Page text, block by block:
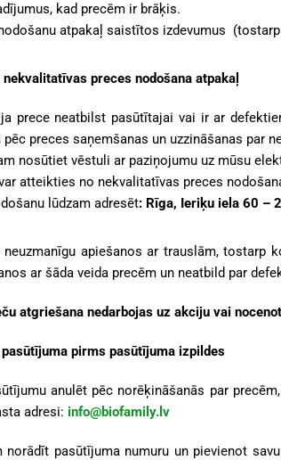
kad precēm ir brāķis.
atpakaļ saistītos izdevumus
preces nodošana atpakaļ
ja prece neatbilst pasūtītajai vai ir ar
pēc preces saņemšanas un uzzināšanas par
nosūtiet vēstuli ar paziņojumu uz mūsu
atteikties no nekvalitatīvas preces
lūdzam adresēt: Rīga, Ieriķu iela 60 –
apiešanos ar trauslām, tostarp
ar šāda veida precēm un neatbild par
atgriešana nedarbojas uz akciju vai
pirms pasūtījuma izpildes
anulēt pēc norēķināšanās par
adresi: info@biofamily.lv
norādīt pasūtījuma numuru un pievienot